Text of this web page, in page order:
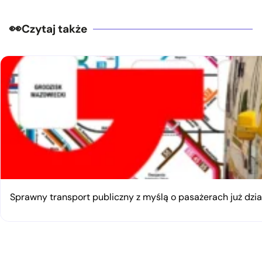
Czytaj także
Sprawny transport publiczny z myślą o pasażerach już